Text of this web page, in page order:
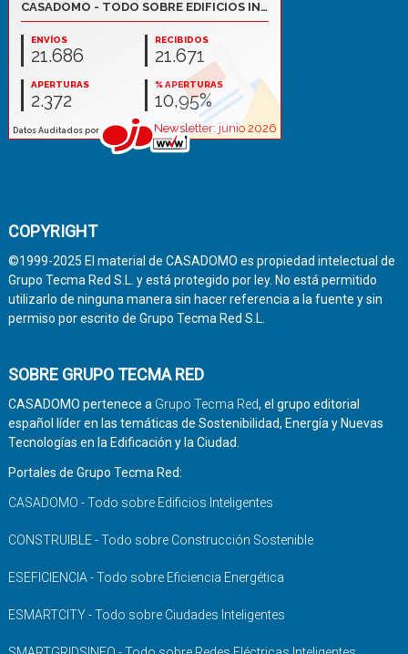
COPYRIGHT
©1999-2025 El material de CASADOMO es propiedad intelectual de
Grupo Tecma Red S.L. y está protegido por ley. No está permitido
utilizarlo de ninguna manera sin hacer referencia a la fuente y sin
permiso por escrito de Grupo Tecma Red S.L.
SOBRE GRUPO TECMA RED
CASADOMO pertenece a Grupo Tecma Red, el grupo editorial
español líder en las temáticas de Sostenibilidad, Energía y Nuevas
Tecnologías en la Edificación y la Ciudad.
Portales de Grupo Tecma Red:
CASADOMO - Todo sobre Edificios Inteligentes
CONSTRUIBLE - Todo sobre Construcción Sostenible
ESEFICIENCIA - Todo sobre Eficiencia Energética
ESMARTCITY - Todo sobre Ciudades Inteligentes